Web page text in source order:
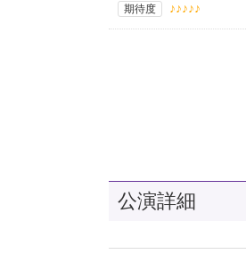
期待度 ♪♪♪♪♪
公演詳細